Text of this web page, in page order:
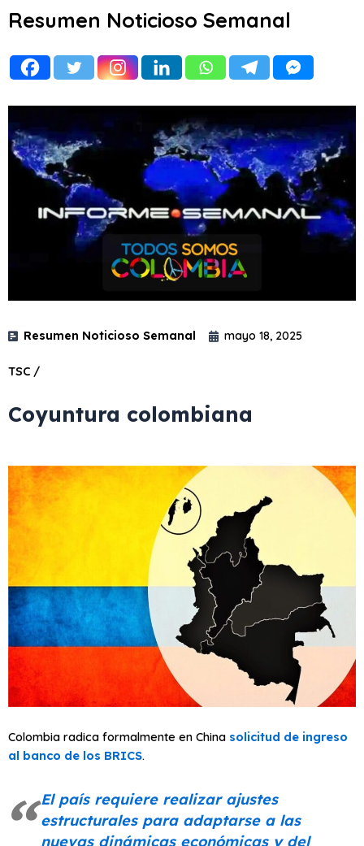
Resumen Noticioso Semanal
Resumen Noticioso Semanal mayo 18, 2025
TSC /
Coyuntura colombiana
Colombia radica formalmente en China solicitud de ingreso
al banco de los BRICS.
El país requiere realizar ajustes
estructurales para adaptarse a las
nuevas dinámicas económicas y del